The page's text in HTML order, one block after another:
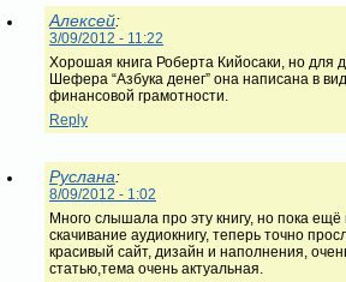
Алексей:
3/09/2012 - 11:22
Хорошая книга Роберта Кийосаки, но для
Шефера “Азбука денег” она написана в
финансовой грамотности.
Reply
Руслана:
8/09/2012 - 1:02
Много слышала про эту книгу, но пока
скачивание аудиокнигу, теперь точно
красивый сайт, дизайн и наполнения,
статью,тема очень актуальная.